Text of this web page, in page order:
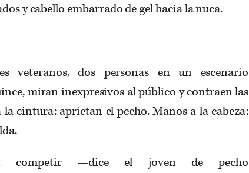
y cabello embarrado de gel hacia la nuca.
veteranos, dos personas en un escenario
miran inexpresivos al público y contraen las
cintura: aprietan el pecho. Manos a la cabeza:
competir —dice el joven de pecho